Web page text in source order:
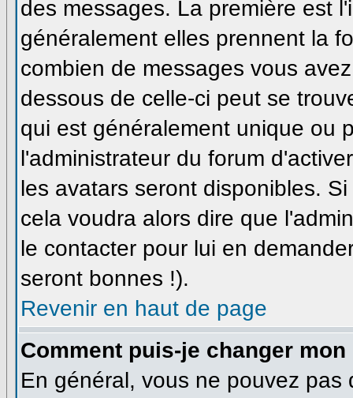
des messages. La première est
généralement elles prennent la
combien de messages vous
dessous de celle-ci peut se
qui est généralement unique ou
l'administrateur du forum
les avatars seront disponibles.
cela voudra alors dire que
le contacter pour lui en
seront bonnes !).
Revenir en haut de page
Comment puis-je changer mon
En général, vous ne pouvez